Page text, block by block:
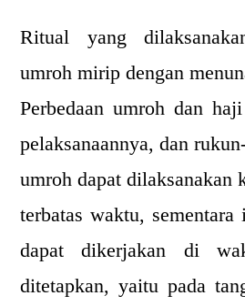
Ritual yang
umroh mirip dengan
Perbedaan umroh dan
pelaksanaannya, dan
umroh dapat dilaksanakan
terbatas waktu,
dapat dikerjakan di
ditetapkan, yaitu pada